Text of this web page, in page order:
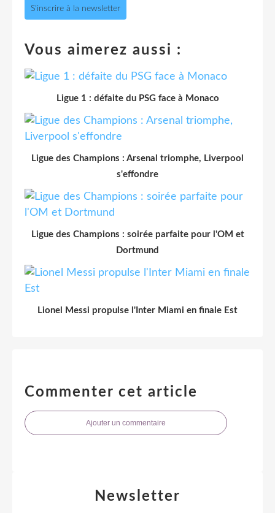
S'inscrire à la newsletter
Vous aimerez aussi :
Ligue 1 : défaite du PSG face à Monaco
Ligue des Champions : Arsenal triomphe, Liverpool
s'effondre
Ligue des Champions : soirée parfaite pour l'OM et
Dortmund
Lionel Messi propulse l'Inter Miami en finale Est
Commenter cet article
Ajouter un commentaire
Newsletter